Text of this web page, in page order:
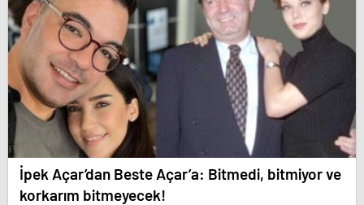
İpek Açar’dan Beste Açar’a: Bitmedi, bitmiyor ve
korkarım bitmeyecek!